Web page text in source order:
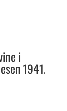
i
1941.